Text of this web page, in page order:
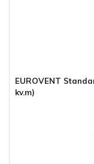
EUROVENT Standart Alu - Buxar izolyasiya membranı (70
kv.m)